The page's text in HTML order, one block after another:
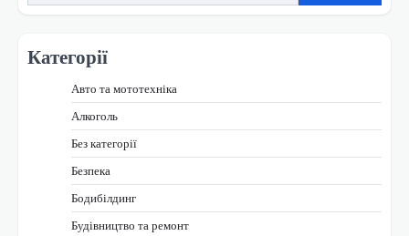
Категорії
Авто та мототехніка
Алкоголь
Без категорії
Безпека
Бодибілдинг
Будівництво та ремонт